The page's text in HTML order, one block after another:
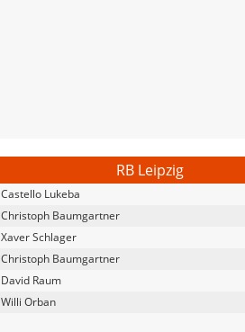
RB Leipzig
Castello Lukeba
Christoph Baumgartner
Xaver Schlager
Christoph Baumgartner
David Raum
Willi Orban